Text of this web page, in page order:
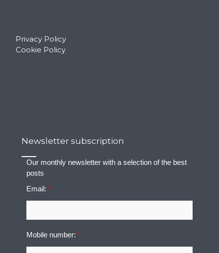
Privacy Policy
Cookie Policy
Newsletter subscription
Our monthly newsletter with a selection of the best
posts
Email:*
Mobile number:*